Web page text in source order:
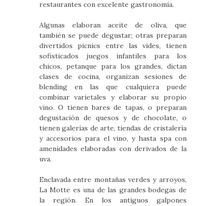
restaurantes con excelente gastronomía.
Algunas elaboran aceite de oliva, que
también se puede degustar; otras preparan
divertidos picnics entre las vides, tienen
sofisticados juegos infantiles para los
chicos, petanque para los grandes, dictan
clases de cocina, organizan sesiones de
blending en las que cualquiera puede
combinar varietales y elaborar su propio
vino. O tienen bares de tapas, o preparan
degustación de quesos y de chocolate, o
tienen galerías de arte, tiendas de cristalería
y accesorios para el vino, y hasta spa con
amenidades elaboradas con derivados de la
uva.
Enclavada entre montañas verdes y arroyos,
La Motte es una de las grandes bodegas de
la región. En los antiguos galpones